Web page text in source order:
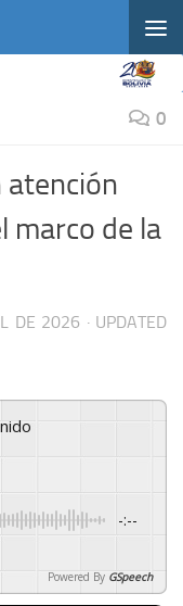
0
atención
marco de la
DE 2026 · UPDATED
-:--
Powered By GSpeech